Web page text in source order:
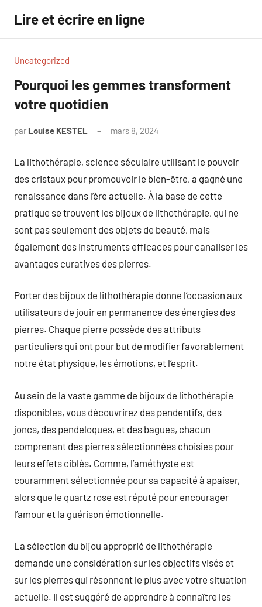
contenu
Lire et écrire en ligne
Uncategorized
Pourquoi les gemmes transforment
votre quotidien
par Louise KESTEL mars 8, 2024
La lithothérapie, science séculaire utilisant le pouvoir
des cristaux pour promouvoir le bien-être, a gagné une
renaissance dans l’ère actuelle. À la base de cette
pratique se trouvent les bijoux de lithothérapie, qui ne
sont pas seulement des objets de beauté, mais
également des instruments efficaces pour canaliser les
avantages curatives des pierres.
Porter des bijoux de lithothérapie donne l’occasion aux
utilisateurs de jouir en permanence des énergies des
pierres. Chaque pierre possède des attributs
particuliers qui ont pour but de modifier favorablement
notre état physique, les émotions, et l’esprit.
Au sein de la vaste gamme de bijoux de lithothérapie
disponibles, vous découvrirez des pendentifs, des
joncs, des pendeloques, et des bagues, chacun
comprenant des pierres sélectionnées choisies pour
leurs effets ciblés. Comme, l’améthyste est
couramment sélectionnée pour sa capacité à apaiser,
alors que le quartz rose est réputé pour encourager
l’amour et la guérison émotionnelle.
La sélection du bijou approprié de lithothérapie
demande une considération sur les objectifs visés et
sur les pierres qui résonnent le plus avec votre situation
actuelle. Il est suggéré de apprendre à connaître les